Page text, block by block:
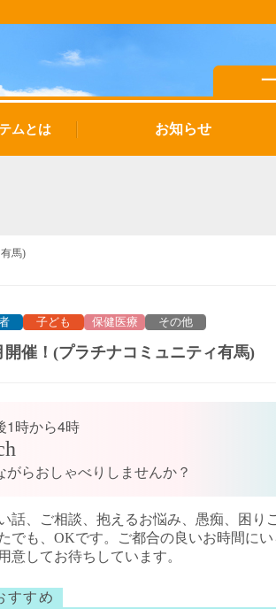
ムとは お知らせ
馬)
子ども 保健医療 その他
開催！(プラチナコミュニティ有馬)
1時から4時
がらおしゃべりしませんか？
話、ご相談、抱えるお悩み、愚痴、困り
でも、OKです。ご都合の良いお時間に
意してお待ちしています。
すすめ